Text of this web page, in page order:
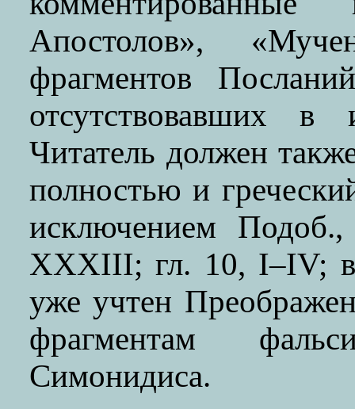
Апостолов»,
фрагментов
отсутствовавших в
Читатель должен
полностью и
исключением
ХХХIII; гл. 10, I–IV;
уже учтен
фрагментам
Симонидиса.